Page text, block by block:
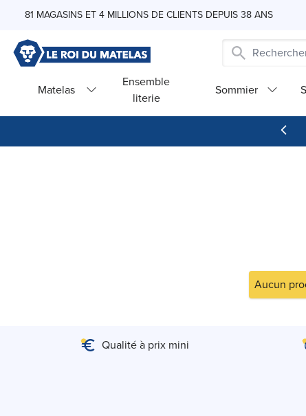
Skip to Content
81 MAGASINS ET 4 MILLIONS DE CLIENTS DEPUIS 38 ANS
Matelas
Ensemble
literie
Sommier
Aucun
Qualité à prix mini